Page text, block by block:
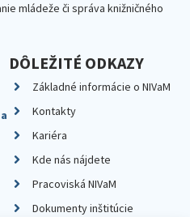
mládeže či správa knižničného
DÔLEŽITÉ ODKAZY
Základné informácie o NIVaM
Kontakty
Kariéra
Kde nás nájdete
Pracoviská NIVaM
Dokumenty inštitúcie